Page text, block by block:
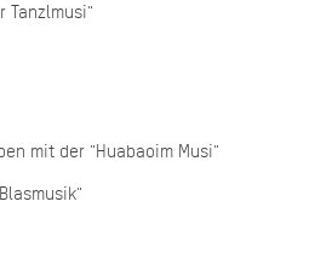
Tanzlmusi"
mit der "Huabaoim Musi"